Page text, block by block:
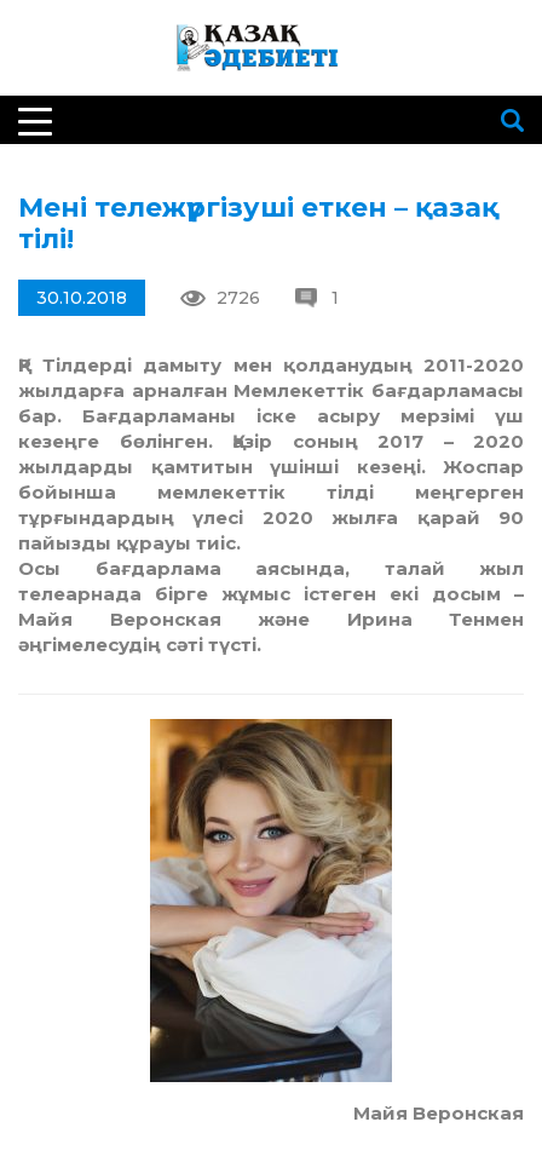
Мені тележүргізуші еткен – қазақ
тілі!
30.10.2018 2726 1
ҚР Тілдерді дамыту мен қолданудың 2011-2020
жылдарға арналған Мемлекеттік бағдарламасы
бар. Бағдарламаны іске асыру мерзімі үш
кезеңге бөлінген. Қазір соның 2017 – 2020
жылдарды қамтитын үшінші кезеңі. Жоспар
бойынша мемлекеттік тілді меңгерген
тұрғындардың үлесі 2020 жылға қарай 90
пайызды құрауы тиіс.
Осы бағдарлама аясында, талай жыл
телеарнада бірге жұмыс істеген екі досым –
Майя Веронская және Ирина Тенмен
әңгімелесудің сәті түсті.
Майя Веронская